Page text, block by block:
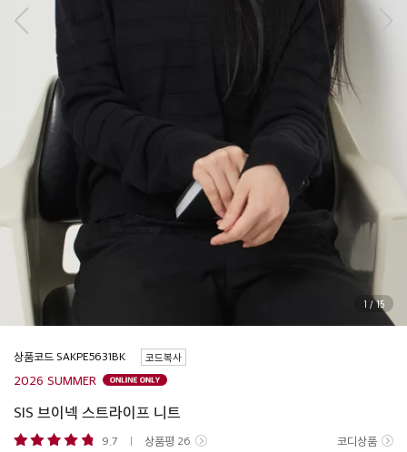
1 /15
상품코드 코드복사
2026 SUMMER
SIS 브이넥 스트라이프 니트
9.7 상품평 26 코디상품